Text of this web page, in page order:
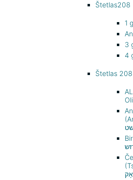
Štetlas208
1
3
4
Štetlas 208